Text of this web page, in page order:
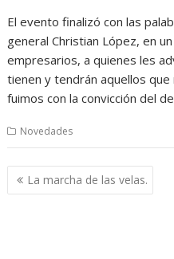
El evento finalizó con las
general Christian López, en
empresarios, a quienes les
tienen y tendrán aquellos que
fuimos con la convicción del
Novedades
Navegación
de
La marcha de las velas.